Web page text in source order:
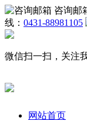
咨询邮
线： 0431-88981105
微信扫一扫，关注
网站首页